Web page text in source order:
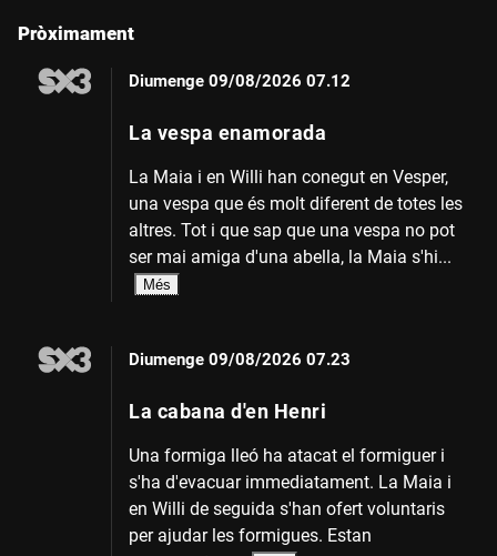
Pròximament
Diumenge 09/08/2026 07.12
La vespa enamorada
La Maia i en Willi han conegut en Vesper,
una vespa que és molt diferent de totes les
altres. Tot i que sap que una vespa no pot
ser mai amiga d'una abella, la Maia s'hi...
Més
Diumenge 09/08/2026 07.23
La cabana d'en Henri
Una formiga lleó ha atacat el formiguer i
s'ha d'evacuar immediatament. La Maia i
en Willi de seguida s'han ofert voluntaris
per ajudar les formigues. Estan